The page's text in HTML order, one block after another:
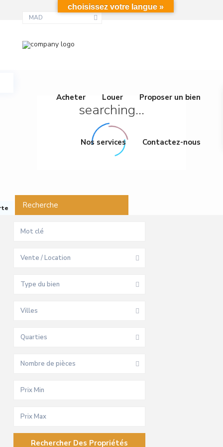
MAD
Acheter Louer Proposer un bien
Nos services Contactez-nous
searching...
Recherche
Vente / Location
Type du bien
Villes
Quarties
Nombre de pièces
choisissez votre langue »